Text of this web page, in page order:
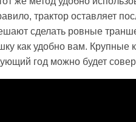
трактор оставляет
сделать ровные
как удобно вам. Крупные
год можно будет